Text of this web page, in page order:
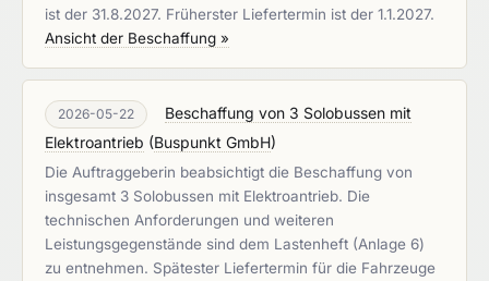
ist der 31.8.2027. Früherster Liefertermin ist der 1.1.2027.
Ansicht der Beschaffung »
2026-05-22
Beschaffung von 3 Solobussen mit
Elektroantrieb (Buspunkt GmbH)
Die Auftraggeberin beabsichtigt die Beschaffung von
insgesamt 3 Solobussen mit Elektroantrieb. Die
technischen Anforderungen und weiteren
Leistungsgegenstände sind dem Lastenheft (Anlage 6)
zu entnehmen. Spätester Liefertermin für die Fahrzeuge